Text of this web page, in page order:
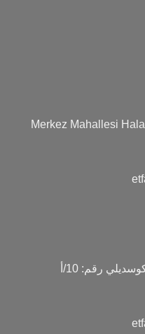
Merkez Mahallesi
رقم: 10/أ